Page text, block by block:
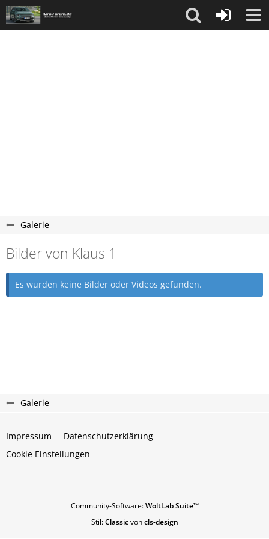
Galerie
Bilder von Klaus 1
Es wurden keine Bilder oder Videos gefunden.
Galerie
Impressum
Datenschutzerklärung
Cookie Einstellungen
Community-Software:WoltLab Suite™
Stil:Classicvoncls-design